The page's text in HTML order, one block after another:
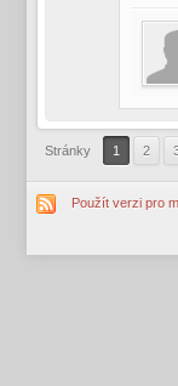
Stránky 1 2
Použít verzi pro